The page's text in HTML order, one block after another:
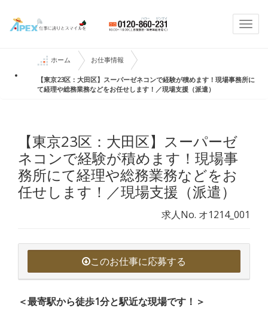
ホーム お仕事情報
【東京23区：大田区】スーパーゼネコンで経験が積めます！現場事務所に
て経理や総務業務などをお任せします！／現場支援（派遣）
【東京23区：大田区】スーパーゼ
ネコンで経験が積めます！現場事
務所にて経理や総務業務などをお
任せします！／現場支援（派遣）
求人No. オ1214_001
このお仕事に応募する
＜最寄駅から徒歩1分と駅近な現場です！＞